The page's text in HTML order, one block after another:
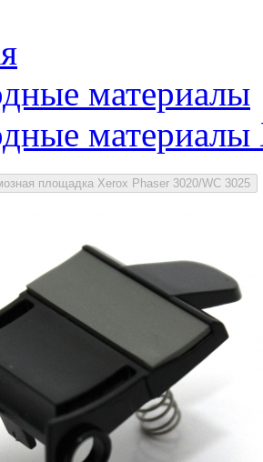
материалы
площадка Xerox Phaser 3020/WC 3025